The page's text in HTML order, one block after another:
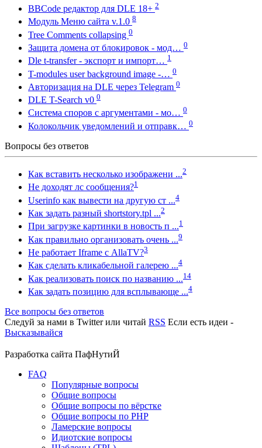
BBCode редактор для DLE 18+ 2
Модуль Меню сайта v.1.0 8
Tree Comments collapsing 0
Защита домена от блокировок - мод… 0
Dle t-transfer - экспорт и импорт… 1
T-modules user background image -… 0
Авторизация на DLE через Telegram 0
DLE T-Search v0 0
Система споров с аргументами - мо… 0
Колокольчик уведомлений и отправк… 0
Вопросы без ответов
Как вставить несколько изображени ...2
Не доходят лс сообщения?1
Userinfo как вывести на другую ст ...4
Как задать разный shortstory.tpl ...2
При загрузке картинки в новость п ...1
Как правильно организовать очень ...9
Не работает Iframe с AllaTV?3
Как сделать кликабельной галерею ...4
Как реализовать поиск по названию ...14
Как задать позицию для всплывающе ...4
Все вопросы без ответов
Следуй за нами в Twitterили читай RSS Если есть идеи -
Высказывайся
Разработка сайта ПафНутиЙ
FAQ
Популярные вопросы
Общие вопросы
Общие вопросы по вёрстке
Общие вопросы по PHP
Ламерские вопросы
Идиотские вопросы